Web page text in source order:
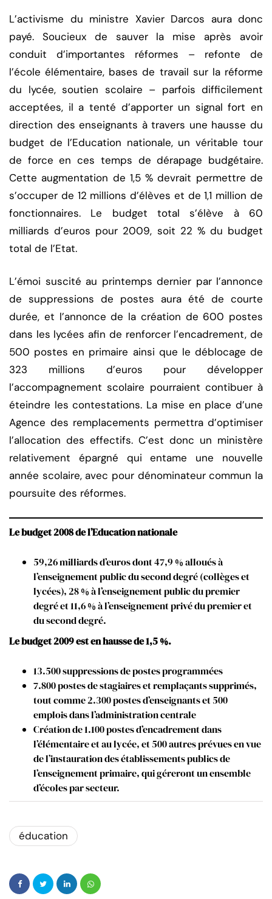
L’activisme du ministre Xavier Darcos aura donc
payé. Soucieux de sauver la mise après avoir
conduit d’importantes réformes – refonte de
l’école élémentaire, bases de travail sur la réforme
du lycée, soutien scolaire – parfois difficilement
acceptées, il a tenté d’apporter un signal fort en
direction des enseignants à travers une hausse du
budget de l’Education nationale, un véritable tour
de force en ces temps de dérapage budgétaire.
Cette augmentation de 1,5 % devrait permettre de
s’occuper de 12 millions d’élèves et de 1,1 million de
fonctionnaires. Le budget total s’élève à 60
milliards d’euros pour 2009, soit 22 % du budget
total de l’Etat.
L’émoi suscité au printemps dernier par l’annonce
de suppressions de postes aura été de courte
durée, et l’annonce de la création de 600 postes
dans les lycées afin de renforcer l’encadrement, de
500 postes en primaire ainsi que le déblocage de
323 millions d’euros pour développer
l’accompagnement scolaire pourraient contibuer à
éteindre les contestations. La mise en place d’une
Agence des remplacements permettra d’optimiser
l’allocation des effectifs. C’est donc un ministère
relativement épargné qui entame une nouvelle
année scolaire, avec pour dénominateur commun la
poursuite des réformes.
Le budget 2008 de l’Education nationale
59,26 milliards d’euros dont 47,9 % alloués à
l’enseignement public du second degré (collèges et
lycées), 28 % à l’enseignement public du premier
degré et 11,6 % à l’enseignement privé du premier et
du second degré.
Le budget 2009 est en hausse de 1,5 %.
13.500 suppressions de postes programmées
7.800 postes de stagiaires et remplaçants supprimés,
tout comme 2.300 postes d’enseignants et 500
emplois dans l’administration centrale
Création de 1.100 postes d’encadrement dans
l’élémentaire et au lycée, et 500 autres prévues en vue
de l’instauration des établissements publics de
l’enseignement primaire, qui géreront un ensemble
d’écoles par secteur.
éducation